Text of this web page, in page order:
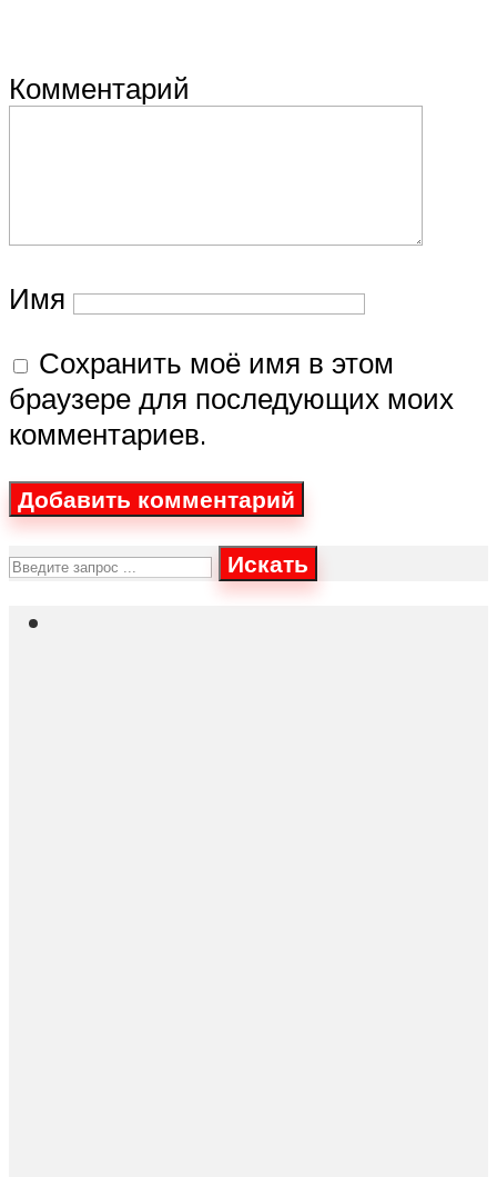
Комментарий
Имя
Сохранить моё имя в этом
браузере для последующих моих
комментариев.
Искать